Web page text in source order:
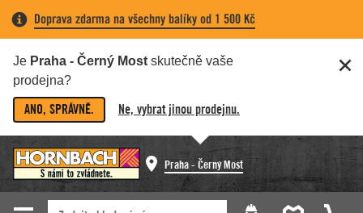
Doprava zdarma na všechny balíky od 1 500 Kč
Je Praha - Černý Most skutečně vaše
prodejna?
ANO, SPRÁVNĚ. Ne, vybrat jinou prodejnu.
Praha - Černý Most